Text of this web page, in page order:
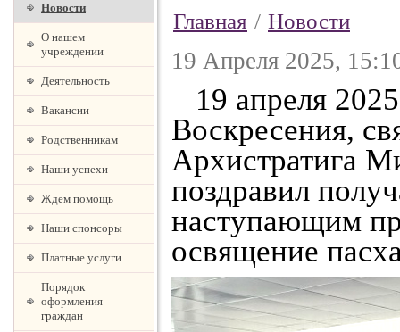
Новости
О нашем
учреждении
Деятельность
Вакансии
Родственникам
Наши успехи
Ждем помощь
Наши спонсоры
Платные услуги
Порядок
оформления
граждан
Главная / Новости
19 Апреля 2025,
19 апреля
Воскресения,
Архистратига
поздравил
наступающим
освящение